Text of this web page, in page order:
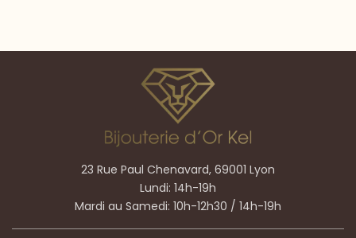
23 Rue Paul Chenavard, 69001 Lyon
Lundi: 14h-19h
Mardi au Samedi: 10h-12h30 / 14h-19h